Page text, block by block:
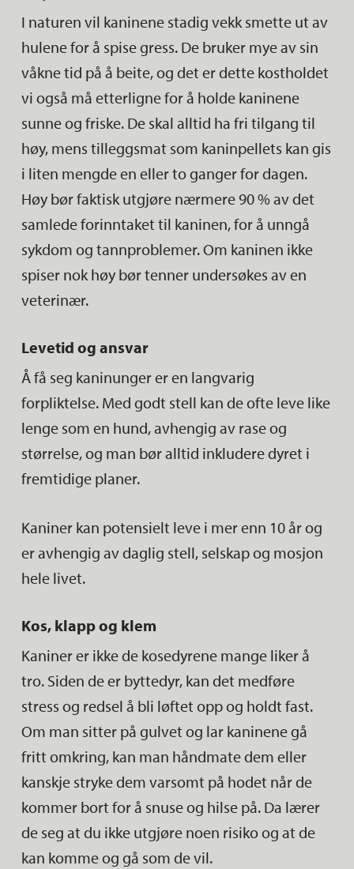
I naturen vil kaninene stadig vekk smette ut av
hulene for å spise gress. De bruker mye av sin
våkne tid på å beite, og det er dette kostholdet
vi også må etterligne for å holde kaninene
sunne og friske. De skal alltid ha fri tilgang til
høy, mens tilleggsmat som kaninpellets kan gis
i liten mengde en eller to ganger for dagen.
Høy bør faktisk utgjøre nærmere 90 % av det
samlede forinntaket til kaninen, for å unngå
sykdom og tannproblemer. Om kaninen ikke
spiser nok høy bør tenner undersøkes av en
veterinær.
Levetid og ansvar
Å få seg kaninunger er en langvarig
forpliktelse. Med godt stell kan de ofte leve like
lenge som en hund, avhengig av rase og
størrelse, og man bør alltid inkludere dyret i
fremtidige planer.
Kaniner kan potensielt leve i mer enn 10 år og
er avhengig av daglig stell, selskap og mosjon
hele livet.
Kos, klapp og klem
Kaniner er ikke de kosedyrene mange liker å
tro. Siden de er byttedyr, kan det medføre
stress og redsel å bli løftet opp og holdt fast.
Om man sitter på gulvet og lar kaninene gå
fritt omkring, kan man håndmate dem eller
kanskje stryke dem varsomt på hodet når de
kommer bort for å snuse og hilse på. Da lærer
de seg at du ikke utgjøre noen risiko og at de
kan komme og gå som de vil.